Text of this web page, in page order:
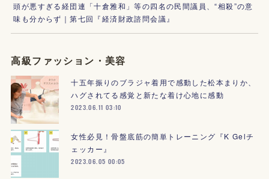
頭が悪すぎる経団連「十倉雅和」等の四名の民間議員、“相殺”の意
味も分からず｜第七回『経済財政諮問会議』
高級ファッション・美容
十五年振りのブラジャ着用で感動した松本まりか、
ハグされてる感覚と新たな着け心地に感動
2023.06.11 03:10
女性必見！骨盤底筋の簡単トレーニング『K Gelチ
ェッカー』
2023.06.05 00:05